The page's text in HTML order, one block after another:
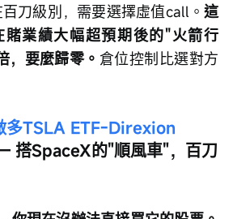
刀級別，需要選擇虛值call。 這
業績大幅超預期後的"火箭行
要麼歸零。 倉位控制比選對方
多TSLA ETF-Direxion
SpaceX的"順風車"，百刀